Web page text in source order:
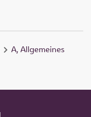
A, Allgemeines